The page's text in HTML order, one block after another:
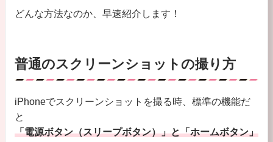
どんな方法なのか、早速紹介します！
普通のスクリーンショットの撮り方
iPhoneでスクリーンショットを撮る時、標準の機能だ
と
「電源ボタン（スリープボタン）」と「ホームボタン」